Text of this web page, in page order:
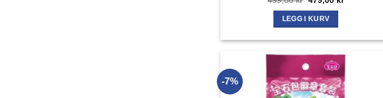
var:
499,00 kr.
LEGG I KURV
-7%